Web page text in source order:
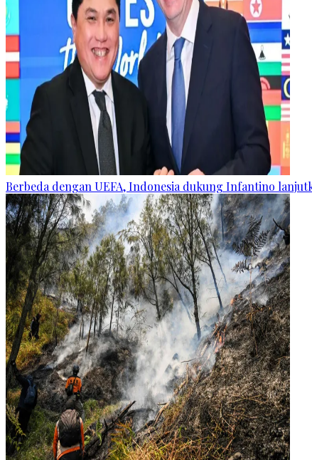
Berbeda dengan UEFA, Indonesia dukung Infantino